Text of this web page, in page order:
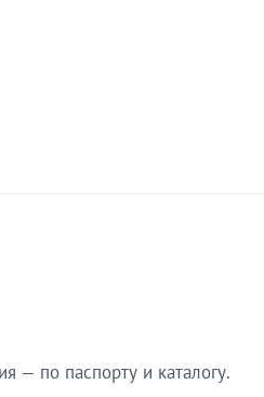
— по паспорту и каталогу.